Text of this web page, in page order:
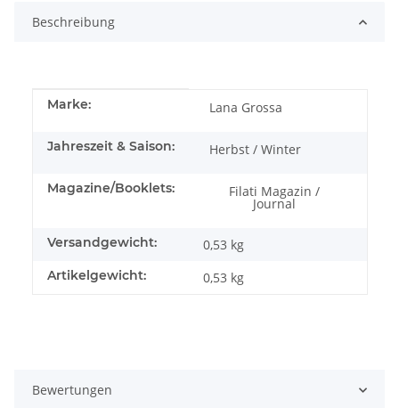
Beschreibung
Produkteigenschaft
Wert
Marke: Lana Grossa
Jahreszeit & Saison: Herbst / Winter
Magazine/Booklets: Filati Magazin /
Journal
Versandgewicht: 0,53 kg
Artikelgewicht: 0,53 kg
Bewertungen